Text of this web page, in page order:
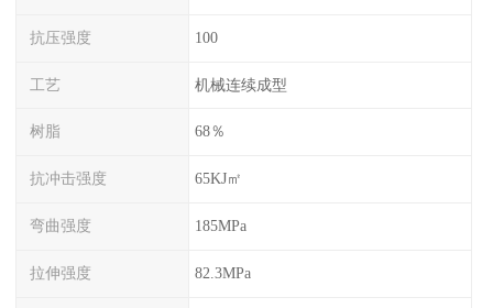
抗压强度 100
工艺 机械连续成型
树脂 68％
抗冲击强度 65KJ㎡
弯曲强度 185MPa
拉伸强度 82.3MPa